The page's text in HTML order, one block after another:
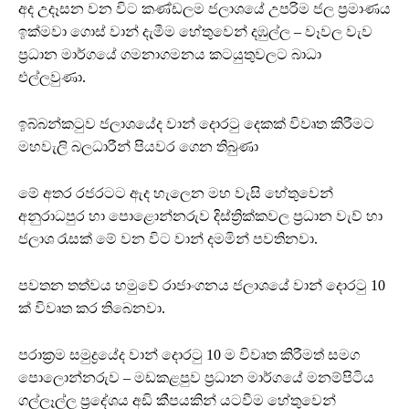
අද උදෑසන වන විට කණ්ඩලම ජලාශයේ උපරිම ජල ප්‍රමාණය
ඉක්මවා ගොස් වාන් දැමීම හේතුවෙන් දඹුල්ල – වෑවල වැව
ප්‍රධාන මාර්ගයේ ගමනාගමනය කටයුතුවලට බාධා
එල්ලවුණා.
ඉබ්බන්කටුව ජලාශයේද වාන් දොරටු දෙකක් විවෘත කිරීමට
මහවැලි බලධාරීන් පියවර ගෙන තිබුණා
මේ අතර රජරටට ඇද හැලෙන මහ වැසි හේතුවෙන්
අනුරාධපුර හා පොළොන්නරුව දිස්ත්‍රික්කවල ප්‍රධාන වැව් හා
ජලාශ රැසක් මේ වන විට වාන් දමමින් පවතිනවා.
පවතන තත්වය හමුවේ රාජාංගනය ජලාශයේ වාන් දොරටු 10
ක් විවෘත කර තිබෙනවා.
පරාක්‍රම සමුද්‍රයේද වාන් දොරටු 10 ම විවෘත කිරීමත් සමග
පොලොන්නරුව – මඩකළපුව ප්‍රධාන මාර්ගයේ මනම්පිටිය
ගල්ලෑල්ල ප්‍රදේශය අඩි කීපයකින් යටවීම හේතුවෙන්